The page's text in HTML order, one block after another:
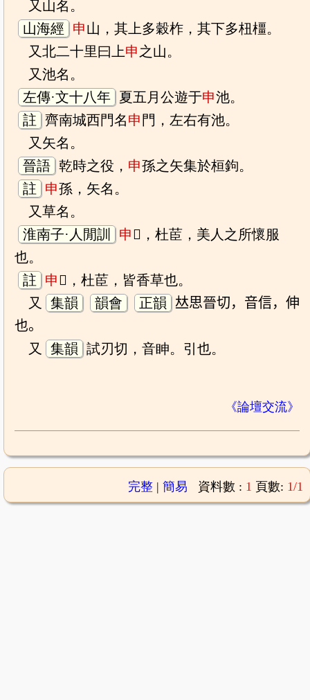
又山名。
山海經
申山，其上多穀柞，其下多杻橿。
又北二十里曰上申 之山。
又池名。
左傳·文十八年 夏五月公遊于申池。
註 齊南城西門名申門，左右有池。
又矢名。
晉語 乾時之役， 申孫之矢集於桓鉤。
註
申孫，矢名。
又草名。
淮南子·人閒訓
申𦯝，杜茞，美人之所懷服
也。
註
申𦯝，杜茞，皆香草也。
又
集韻 韻會 正韻
𠀤思晉切，音信，伸
也。
又
集韻 試刃切，音眒。引也。
《論壇交流》
完整| 簡易 資料數 : 1 頁數: 1/1